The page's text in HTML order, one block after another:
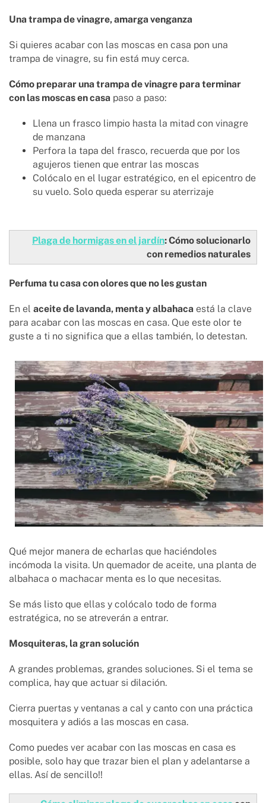
Una trampa de vinagre, amarga venganza
Si quieres acabar con las moscas en casa pon una
trampa de vinagre, su fin está muy cerca.
Cómo preparar una trampa de vinagre para terminar
con las moscas en casa paso a paso:
Llena un frasco limpio hasta la mitad con vinagre
de manzana
Perfora la tapa del frasco, recuerda que por los
agujeros tienen que entrar las moscas
Colócalo en el lugar estratégico, en el epicentro de
su vuelo. Solo queda esperar su aterrizaje
Plaga de hormigas en el jardín: Cómo solucionarlo
con remedios naturales
Perfuma tu casa con olores que no les gustan
En el aceite de lavanda, menta y albahaca está la clave
para acabar con las moscas en casa. Que este olor te
guste a ti no significa que a ellas también, lo detestan.
Qué mejor manera de echarlas que haciéndoles
incómoda la visita. Un quemador de aceite, una planta de
albahaca o machacar menta es lo que necesitas.
Se más listo que ellas y colócalo todo de forma
estratégica, no se atreverán a entrar.
Mosquiteras, la gran solución
A grandes problemas, grandes soluciones. Si el tema se
complica, hay que actuar si dilación.
Cierra puertas y ventanas a cal y canto con una práctica
mosquitera y adiós a las moscas en casa.
Como puedes ver acabar con las moscas en casa es
posible, solo hay que trazar bien el plan y adelantarse a
ellas. Así de sencillo!!